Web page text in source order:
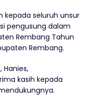
kepada seluruh unsur
pengusung dalam
Rembang Tahun
Rembang.
Hanies,
kasih kepada